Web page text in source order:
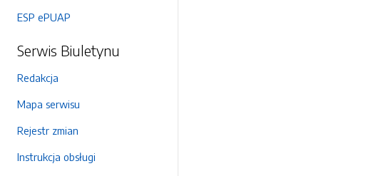
ESP ePUAP
Serwis Biuletynu
Redakcja
Mapa serwisu
Rejestr zmian
Instrukcja obsługi